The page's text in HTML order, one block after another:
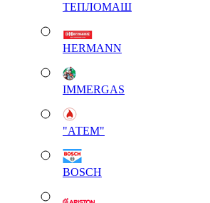
ТЕПЛОМАШ
HERMANN
IMMERGAS
"АТЕМ"
BOSCH